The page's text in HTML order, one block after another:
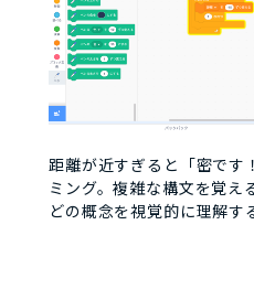
距離が近すぎると「密です
ミング。複雑な構文を覚え
どの概念を視覚的に理解す